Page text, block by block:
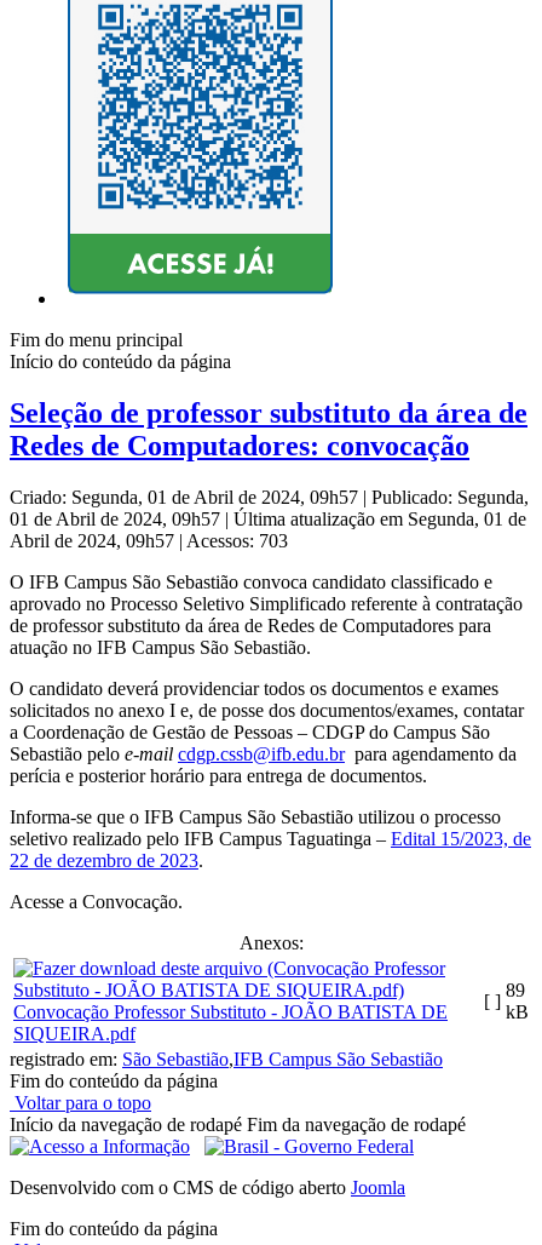
Fim do menu principal
Início do conteúdo da página
Seleção de professor substituto da área de
Redes de Computadores: convocação
Criado: Segunda, 01 de Abril de 2024, 09h57 | Publicado: Segunda,
01 de Abril de 2024, 09h57 | Última atualização em Segunda, 01 de
Abril de 2024, 09h57 | Acessos: 703
O IFB Campus São Sebastião convoca candidato classificado e
aprovado no Processo Seletivo Simplificado referente à contratação
de professor substituto da área de Redes de Computadores para
atuação no IFB Campus São Sebastião.
O candidato deverá providenciar todos os documentos e exames
solicitados no anexo I e, de posse dos documentos/exames, contatar
a Coordenação de Gestão de Pessoas – CDGP do Campus São
Sebastião pelo e-mail cdgp.cssb@ifb.edu.brpara agendamento da
perícia e posterior horário para entrega de documentos.
Informa-se que o IFB Campus São Sebastião utilizou o processo
seletivo realizado pelo IFB Campus Taguatinga – Edital 15/2023, de
22 de dezembro de 2023.
Acesse a Convocação.
Anexos:
Convocação Professor Substituto - JOÃO BATISTA DE
SIQUEIRA.pdf
[ ]
89
kB
registrado em: São Sebastião,IFB Campus São Sebastião
Fim do conteúdo da página
Voltar para o topo
Início da navegação de rodapé Fim da navegação de rodapé
Desenvolvido com o CMS de código aberto Joomla
Fim do conteúdo da página